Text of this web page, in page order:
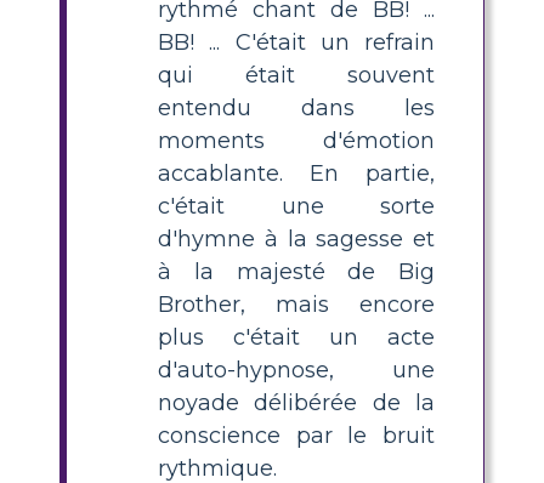
rythmé chant de BB! ...
BB! ... C'était un refrain
qui était souvent
entendu dans les
moments d'émotion
accablante. En partie,
c'était une sorte
d'hymne à la sagesse et
à la majesté de Big
Brother, mais encore
plus c'était un acte
d'auto-hypnose, une
noyade délibérée de la
conscience par le bruit
rythmique.